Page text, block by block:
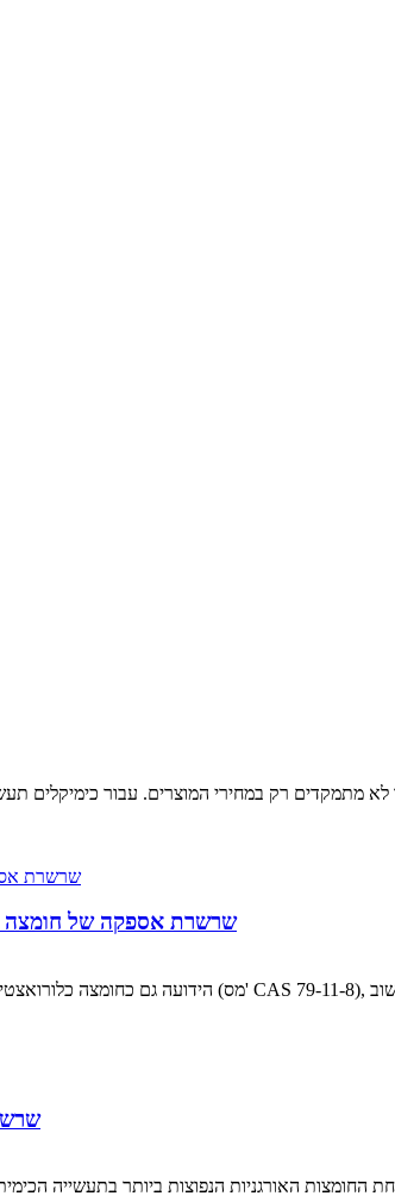
מתמקדים רק במחירי המוצרים. עבור כימיקלים
שרשרת אספקה ​​של חומצה